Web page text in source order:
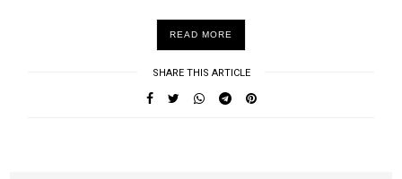
READ MORE
SHARE THIS ARTICLE